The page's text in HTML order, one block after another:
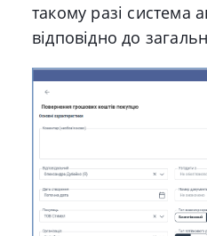
такому разі система
відповідно до